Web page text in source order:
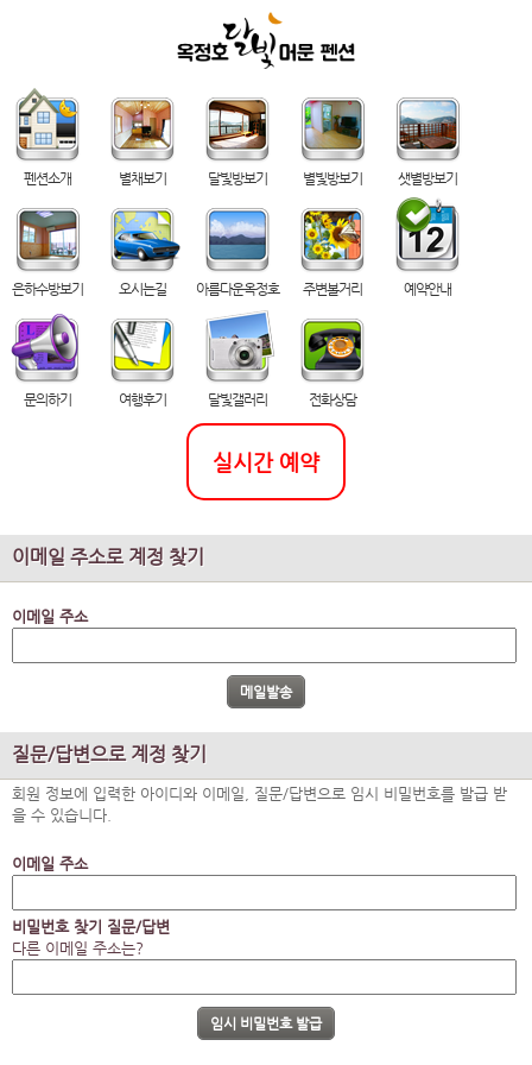
펜션소개 별채보기 달빛방보기 별빛방보기 샛별방보기
은하수방보기 오시는길 아름다운옥정호 주변볼거리 예약안내
문의하기 여행후기 달빛갤러리 전화상담
실시간 예약
이메일 주소로 계정 찾기
이메일 주소
질문/답변으로 계정 찾기
회원 정보에 입력한 아이디와 이메일, 질문/답변으로 임시 비밀번호를 발급 받
을 수 있습니다.
이메일 주소
비밀번호 찾기 질문/답변
다른 이메일 주소는?